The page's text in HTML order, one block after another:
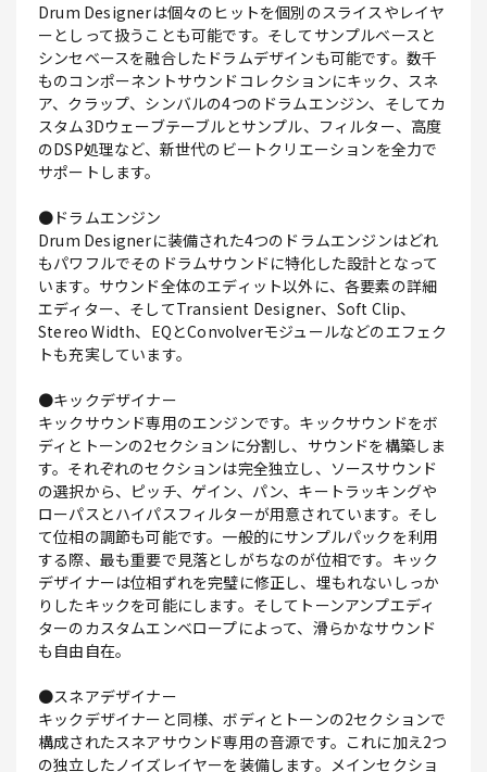
Drum Designerは個々のヒットを個別のスライスやレイヤ
ーとしって扱うことも可能です。そしてサンプルベースと
シンセベースを融合したドラムデザインも可能です。数千
ものコンポーネントサウンドコレクションにキック、スネ
ア、クラップ、シンバルの4つのドラムエンジン、そしてカ
スタム3Dウェーブテーブルとサンプル、フィルター、高度
のDSP処理など、新世代のビートクリエーションを全力で
サポートします。
●ドラムエンジン
Drum Designerに装備された4つのドラムエンジンはどれ
もパワフルでそのドラムサウンドに特化した設計となって
います。サウンド全体のエディット以外に、各要素の詳細
エディター、そしてTransient Designer、Soft Clip、
Stereo Width、EQとConvolverモジュールなどのエフェク
トも充実しています。
●キックデザイナー
キックサウンド専用のエンジンです。キックサウンドをボ
ディとトーンの2セクションに分割し、サウンドを構築しま
す。それぞれのセクションは完全独立し、ソースサウンド
の選択から、ピッチ、ゲイン、パン、キートラッキングや
ローパスとハイパスフィルターが用意されています。そし
て位相の調節も可能です。一般的にサンプルパックを利用
する際、最も重要で見落としがちなのが位相です。キック
デザイナーは位相ずれを完璧に修正し、埋もれないしっか
りしたキックを可能にします。そしてトーンアンプエディ
ターのカスタムエンベロープによって、滑らかなサウンド
も自由自在。
●スネアデザイナー
キックデザイナーと同様、ボディとトーンの2セクションで
構成されたスネアサウンド専用の音源です。これに加え2つ
の独立したノイズレイヤーを装備します。メインセクショ